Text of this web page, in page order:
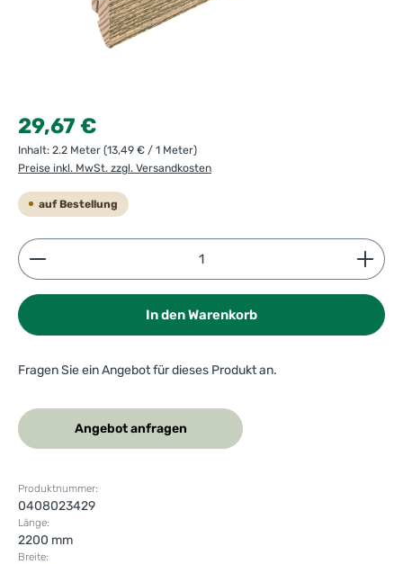
Regulärer Preis:
29,67 €
Inhalt: 2.2 Meter (13,49 € / 1 Meter)
Preise inkl. MwSt. zzgl. Versandkosten
auf Bestellung
Produkt Anzahl: Gib den gewünschten Wert ein
In den Warenkorb
Fragen Sie ein Angebot für dieses Produkt an.
Angebot anfragen
Produktnummer:
0408023429
Länge:
2200 mm
Breite: